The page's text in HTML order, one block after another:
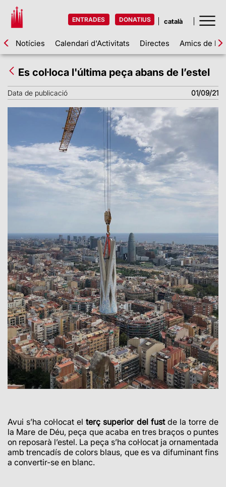
ENTRADES DONATIUS
Notícies Calendari d'Activitats Directes Amics de la
Es col·loca l'última peça abans de l’estel
Data de publicació 01/09/21
Avui s’hacol·locat elterç superior del fustde la torre de
la Mare de Déu, peça que acaba en tres braços o puntes
on reposarà l’estel. La peça s’ha col·locat ja ornamentada
amb trencadís de colors blaus, que es va difuminant fins
a convertir-se en blanc.